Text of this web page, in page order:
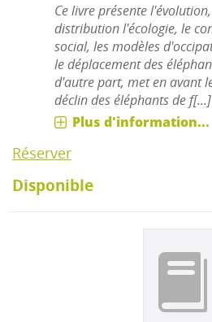
Ce livre présente
distribution l'écologie, le
social, les modèles
le déplacement des
d'autre part, met en avant
déclin des éléphants de f[...]
Plus d'information...
Réserver
Disponible